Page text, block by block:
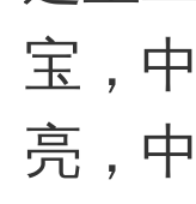
宝，
亮，